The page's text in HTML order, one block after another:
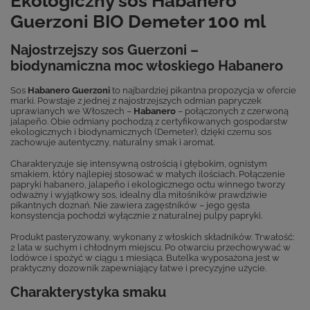
Guerzoni BIO Demeter 100 ml
Najostrzejszy sos Guerzoni –
biodynamiczna moc włoskiego Habanero
Sos Habanero Guerzoni to najbardziej pikantna propozycja w ofercie
marki. Powstaje z jednej z najostrzejszych odmian papryczek
uprawianych we Włoszech – Habanero – połączonych z czerwoną
jalapeño. Obie odmiany pochodzą z certyfikowanych gospodarstw
ekologicznych i biodynamicznych (Demeter), dzięki czemu sos
zachowuje autentyczny, naturalny smak i aromat.
Charakteryzuje się intensywną ostrością i głębokim, ognistym
smakiem, który najlepiej stosować w małych ilościach. Połączenie
papryki habanero, jalapeño i ekologicznego octu winnego tworzy
odważny i wyjątkowy sos, idealny dla miłośników prawdziwie
pikantnych doznań. Nie zawiera zagęstników – jego gęsta
konsystencja pochodzi wyłącznie z naturalnej pulpy papryki.
Produkt pasteryzowany, wykonany z włoskich składników. Trwałość:
2 lata w suchym i chłodnym miejscu. Po otwarciu przechowywać w
lodówce i spożyć w ciągu 1 miesiąca. Butelka wyposażona jest w
praktyczny dozownik zapewniający łatwe i precyzyjne użycie.
Charakterystyka smaku